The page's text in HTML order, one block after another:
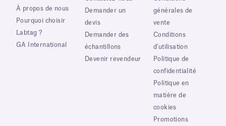
À propos de nous
Pourquoi choisir
Labtag ?
GA International
Demander un
devis
Demander des
échantillons
Devenir revendeur
générales de
vente
Conditions
d'utilisation
Politique de
confidentialité
Politique en
matière de
cookies
Promotions